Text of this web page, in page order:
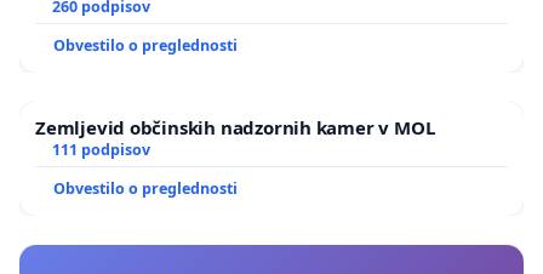
260 podpisov
Obvestilo o preglednosti
Zemljevid občinskih nadzornih kamer v MOL
111 podpisov
Obvestilo o preglednosti